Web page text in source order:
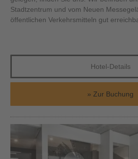
Stadtzentrum und vom Neuen
öffentlichen Verkehrsmitteln gut
Hotel-Details
Zur Buchung